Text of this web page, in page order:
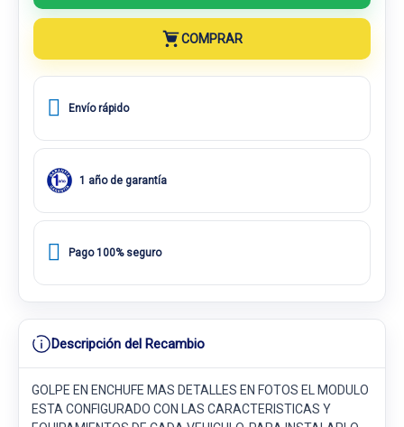
COMPRAR
Envío rápido
1 año de garantía
Pago 100% seguro
Descripción del Recambio
GOLPE EN ENCHUFE MAS DETALLES EN FOTOS EL MODULO
ESTA CONFIGURADO CON LAS CARACTERISTICAS Y